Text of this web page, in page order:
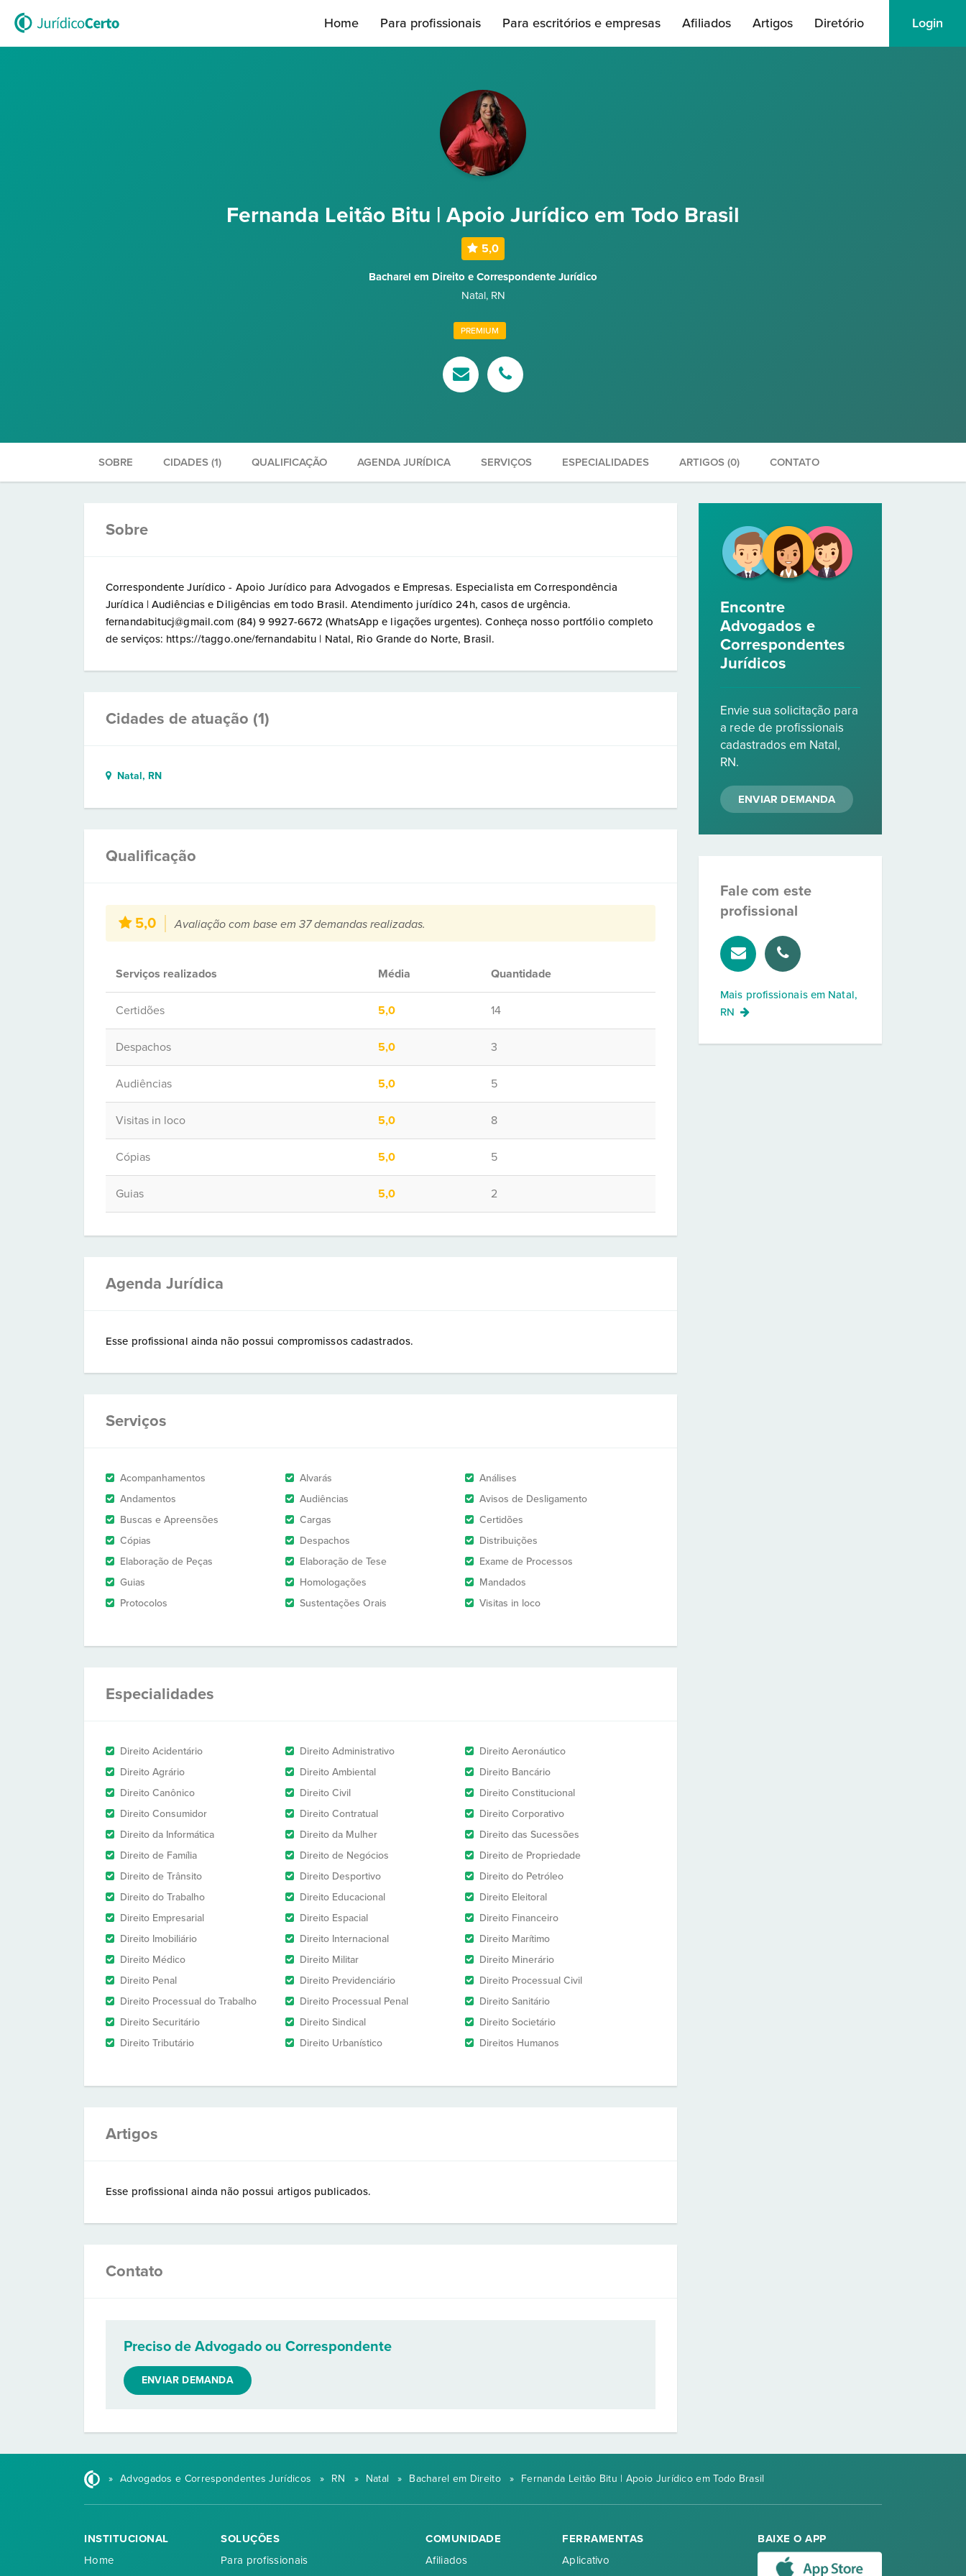
Home Para profissionais Para escritórios e empresas Afiliados Artigos Diretório Login
Fernanda Leitão Bitu | Apoio Jurídico em Todo Brasil
5,0
Bacharel em Direito e Correspondente Jurídico
Natal, RN
PREMIUM
SOBRE CIDADES (1) QUALIFICAÇÃO AGENDA JURÍDICA SERVIÇOS ESPECIALIDADES ARTIGOS (0) CONTATO
Sobre
Correspondente Jurídico - Apoio Jurídico para Advogados e Empresas. Especialista em Correspondência
Jurídica | Audiências e Diligências em todo Brasil. Atendimento jurídico 24h, casos de urgência.
fernandabitucj@gmail.com (84) 9 9927-6672 (WhatsApp e ligações urgentes). Conheça nosso portfólio completo
de serviços: https://taggo.one/fernandabitu | Natal, Rio Grande do Norte, Brasil.
Cidades de atuação (1)
Natal, RN
Qualificação
5,0 Avaliação com base em 37 demandas realizadas.
Serviços realizados Média Quantidade
Certidões 5,0 14
Despachos 5,0 3
Audiências 5,0 5
Visitas in loco 5,0 8
Cópias 5,0 5
Guias 5,0 2
Agenda Jurídica
Esse profissional ainda não possui compromissos cadastrados.
Serviços
Acompanhamentos Alvarás
Análises
Andamentos
Audiências
Avisos de Desligamento
Buscas e Apreensões
Cargas
Certidões
Cópias
Despachos
Distribuições
Elaboração de Peças
Elaboração de Tese
Exame de Processos
Guias
Homologações
Mandados
Protocolos
Sustentações Orais Visitas in loco
Especialidades
Direito Acidentário Direito Administrativo
Direito Aeronáutico
Direito Agrário
Direito Ambiental
Direito Bancário
Direito Canônico
Direito Civil
Direito Constitucional
Direito Consumidor
Direito Contratual
Direito Corporativo
Direito da Informática
Direito da Mulher
Direito das Sucessões
Direito de Família
Direito de Negócios
Direito de Propriedade
Direito de Trânsito
Direito Desportivo
Direito do Petróleo
Direito do Trabalho
Direito Educacional
Direito Eleitoral
Direito Empresarial
Direito Espacial
Direito Financeiro
Direito Imobiliário
Direito Internacional
Direito Marítimo
Direito Médico
Direito Militar
Direito Minerário
Direito Penal
Direito Previdenciário
Direito Processual Civil
Direito Processual do Trabalho
Direito Processual Penal
Direito Sanitário
Direito Securitário
Direito Sindical
Direito Societário
Direito Tributário
Direito Urbanístico Direitos Humanos
Artigos
Esse profissional ainda não possui artigos publicados.
Contato
Preciso de Advogado ou Correspondente
ENVIAR DEMANDA
Encontre
Advogados e
Correspondentes
Jurídicos
Envie sua solicitação para
a rede de profissionais
cadastrados em Natal,
RN.
ENVIAR DEMANDA
Fale com este
profissional
Mais profissionais em Natal,
RN
» Advogados e Correspondentes Jurídicos » RN » Natal » Bacharel em Direito » Fernanda Leitão Bitu | Apoio Jurídico em Todo Brasil
INSTITUCIONAL
Home
SOLUÇÕES
Para profissionais
COMUNIDADE
Afiliados
FERRAMENTAS
Aplicativo
BAIXE O APP